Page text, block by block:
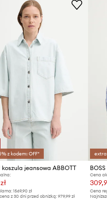
z kodem: OFF*
koszula jeansowa ABBOTT
1569,90 zł
z 30 dni przed obniżką: 979,99 zł
extra
Cena
Cena